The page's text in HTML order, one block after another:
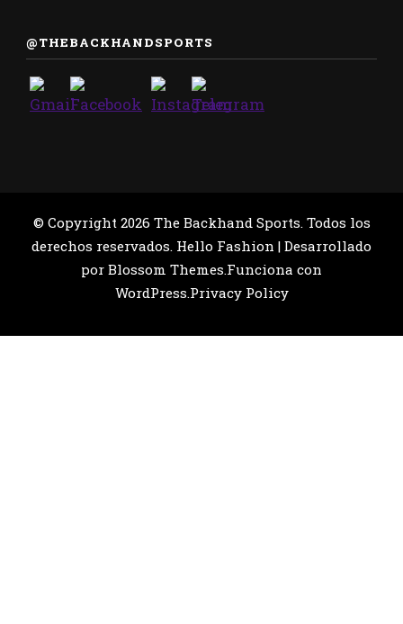
@THEBACKHANDSPORTS
© Copyright 2026 The Backhand Sports. Todos los
derechos reservados. Hello Fashion | Desarrollado
por Blossom Themes.Funciona con
WordPress.Privacy Policy